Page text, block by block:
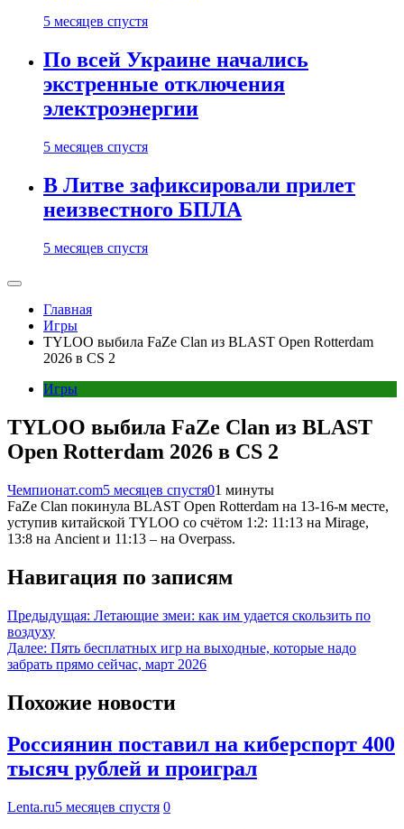
5 месяцев спустя
По всей Украине начались
экстренные отключения
электроэнергии
5 месяцев спустя
В Литве зафиксировали прилет
неизвестного БПЛА
5 месяцев спустя
Главная
Игры
TYLOO выбила FaZe Clan из BLAST Open Rotterdam
2026 в CS 2
Игры
TYLOO выбила FaZe Clan из BLAST
Open Rotterdam 2026 в CS 2
Чемпионат.com5 месяцев спустя01 минуты
FaZe Clan покинула BLAST Open Rotterdam на 13-16-м месте,
уступив китайской TYLOO со счётом 1:2: 11:13 на Mirage,
13:8 на Ancient и 11:13 – на Overpass.
Навигация по записям
Предыдущая: Летающие змеи: как им удается скользить по
воздуху
Далее: Пять бесплатных игр на выходные, которые надо
забрать прямо сейчас, март 2026
Похожие новости
Россиянин поставил на киберспорт 400
тысяч рублей и проиграл
Lenta.ru5 месяцев спустя 0